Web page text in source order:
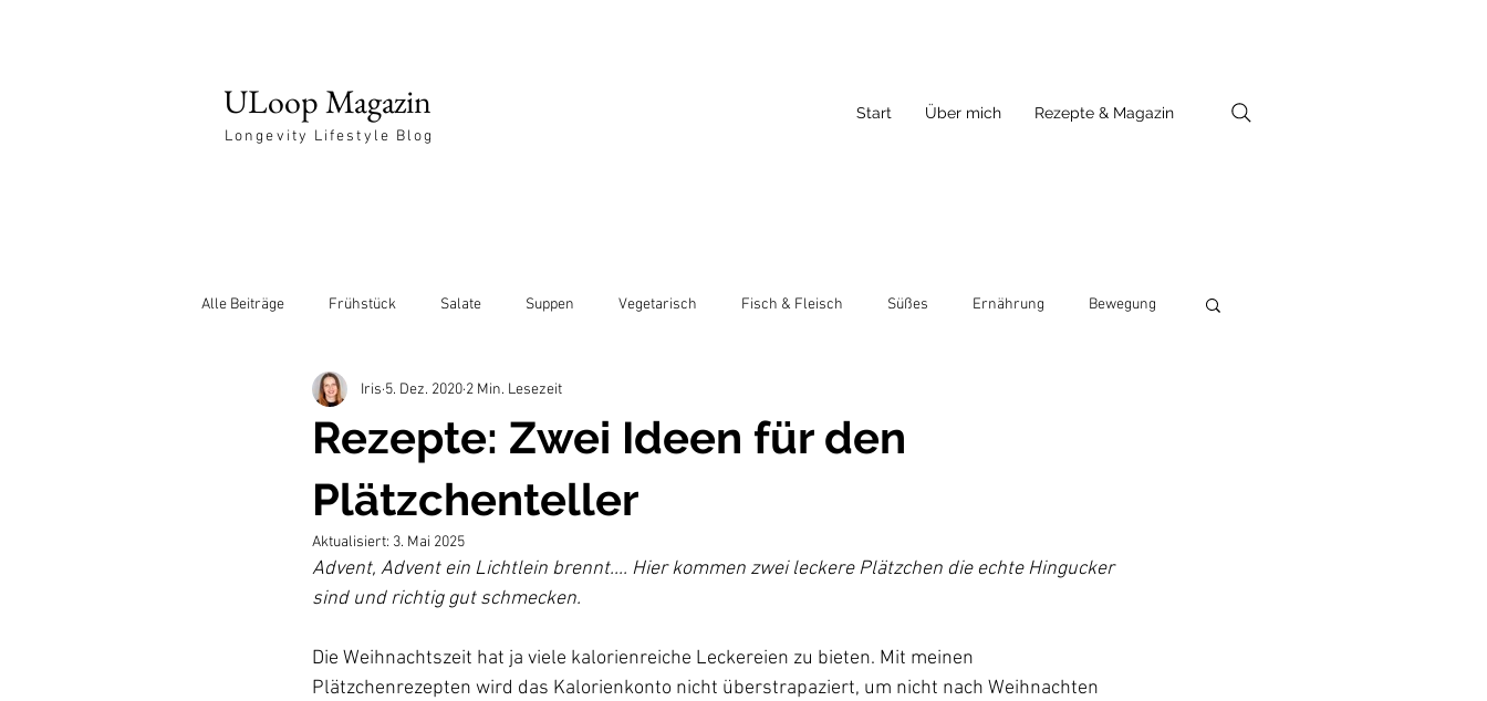
ULoop Magazin
Longevity Lifestyle Blog
Start Über mich Rezepte & Magazin
Alle Beiträge Frühstück Salate Suppen Vegetarisch Fisch & Fleisch Süßes Ernährung Bewegung
Entspannung
Rezepte: Zwei Ideen für den
Plätzchenteller
Iris 5. Dez. 2020 2 Min. Lesezeit
Aktualisiert: 3. Mai 2025
Advent, Advent ein Lichtlein brennt.... Hier kommen zwei leckere Plätzchen die echte Hingucker
sind und richtig gut schmecken.
Die Weihnachtszeit hat ja viele kalorienreiche Leckereien zu bieten. Mit meinen
Plätzchenrezepten wird das Kalorienkonto nicht überstrapaziert, um nicht nach Weihnachten